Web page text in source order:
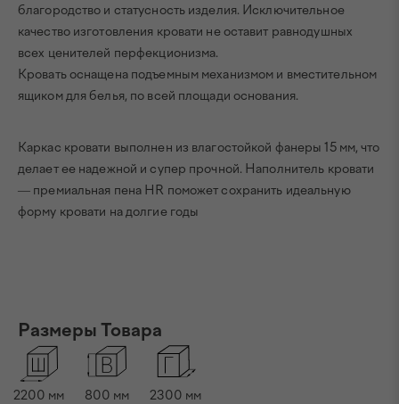
благородство и статусность изделия. Исключительное
качество изготовления кровати не оставит равнодушных
всех ценителей перфекционизма.
Кровать оснащена подъемным механизмом и вместительном
ящиком для белья, по всей площади основания.
Каркас кровати выполнен из влагостойкой фанеры 15 мм, что
делает ее надежной и супер прочной. Наполнитель кровати
— премиальная пена HR поможет сохранить идеальную
форму кровати на долгие годы
Размеры Товара
2200 мм 800 мм 2300 мм